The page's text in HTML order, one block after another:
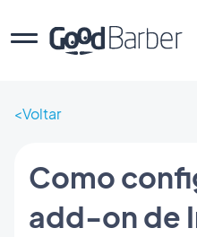
Voltar
Como
add-on de